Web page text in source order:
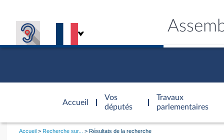
Accueil
d'accueil
Vos
députés
Travaux
parlementaires
Vous
Accueil Recherche sur... Résultats de la recherche